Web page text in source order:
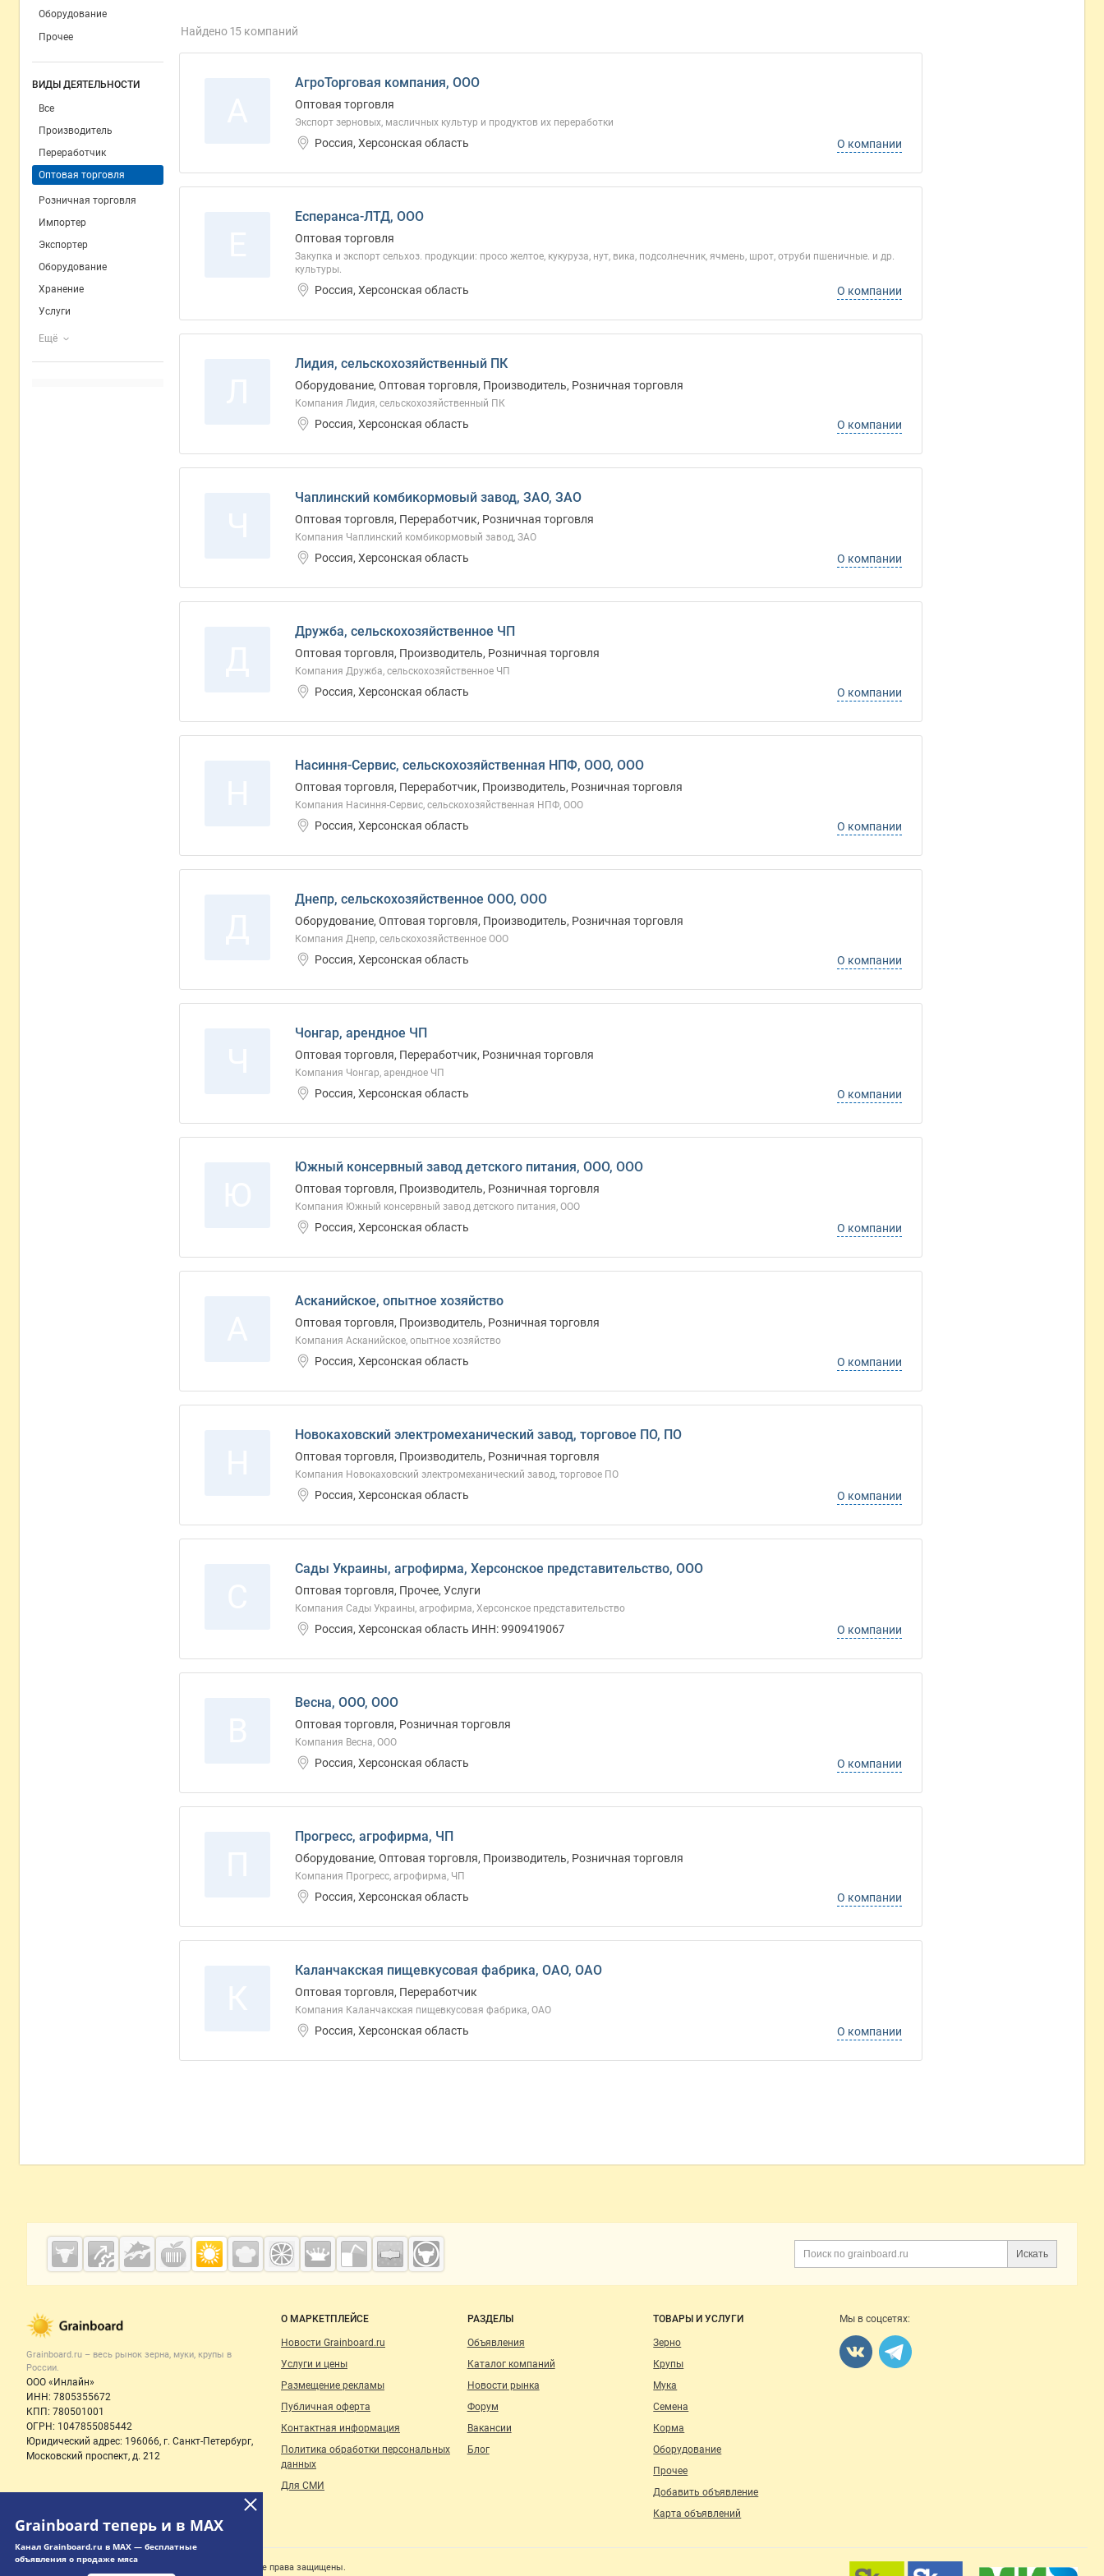
Оборудование
Прочее
ВИДЫ ДЕЯТЕЛЬНОСТИ
Все
Производитель
Переработчик
Оптовая торговля
Розничная торговля
Импортер
Экспортер
Оборудование
Хранение
Услуги
Ещё
Найдено 15 компаний
АгроТорговая компания, ООО
Оптовая торговля
Экспорт зерновых, масличных культур и продуктов их переработки
Россия, Херсонская область О компании
Есперанса-ЛТД, ООО
Оптовая торговля
Закупка и экспорт сельхоз. продукции: просо желтое, кукуруза, нут, вика, подсолнечник, ячмень, шрот, отруби пшеничные. и др.
культуры.
Россия, Херсонская область О компании
Лидия, сельскохозяйственный ПК
Оборудование, Оптовая торговля, Производитель, Розничная торговля
Компания Лидия, сельскохозяйственный ПК
Россия, Херсонская область О компании
Чаплинский комбикормовый завод, ЗАО, ЗАО
Оптовая торговля, Переработчик, Розничная торговля
Компания Чаплинский комбикормовый завод, ЗАО
Россия, Херсонская область О компании
Дружба, сельскохозяйственное ЧП
Оптовая торговля, Производитель, Розничная торговля
Компания Дружба, сельскохозяйственное ЧП
Россия, Херсонская область О компании
Насиння-Сервис, сельскохозяйственная НПФ, ООО, ООО
Оптовая торговля, Переработчик, Производитель, Розничная торговля
Компания Насиння-Сервис, сельскохозяйственная НПФ, ООО
Россия, Херсонская область О компании
Днепр, сельскохозяйственное ООО, ООО
Оборудование, Оптовая торговля, Производитель, Розничная торговля
Компания Днепр, сельскохозяйственное ООО
Россия, Херсонская область О компании
Чонгар, арендное ЧП
Оптовая торговля, Переработчик, Розничная торговля
Компания Чонгар, арендное ЧП
Россия, Херсонская область О компании
Южный консервный завод детского питания, ООО, ООО
Оптовая торговля, Производитель, Розничная торговля
Компания Южный консервный завод детского питания, ООО
Россия, Херсонская область О компании
Асканийское, опытное хозяйство
Оптовая торговля, Производитель, Розничная торговля
Компания Асканийское, опытное хозяйство
Россия, Херсонская область О компании
Новокаховский электромеханический завод, торговое ПО, ПО
Оптовая торговля, Производитель, Розничная торговля
Компания Новокаховский электромеханический завод, торговое ПО
Россия, Херсонская область О компании
Сады Украины, агрофирма, Херсонское представительство, ООО
Оптовая торговля, Прочее, Услуги
Компания Сады Украины, агрофирма, Херсонское представительство
Россия, Херсонская область ИНН: 9909419067 О компании
Весна, ООО, ООО
Оптовая торговля, Розничная торговля
Компания Весна, ООО
Россия, Херсонская область О компании
Прогресс, агрофирма, ЧП
Оборудование, Оптовая торговля, Производитель, Розничная торговля
Компания Прогресс, агрофирма, ЧП
Россия, Херсонская область О компании
Каланчакская пищевкусовая фабрика, ОАО, ОАО
Оптовая торговля, Переработчик
Компания Каланчакская пищевкусовая фабрика, ОАО
Россия, Херсонская область О компании
Grainboard теперь и в MAX
Канал Grainboard.ru в MAX — бесплатные
объявления о продаже мяса
Дополнительная информация
Искать
Cсылки на полезные проекты
Grainboard.ru
Важные разделы и контакты
Grainboard.ru – весь рынок зерна, муки, крупы в
России.
ООО «Инлайн»
ИНН: 7805355672
КПП: 780501001
ОГРН: 1047855085442
Юридический адрес: 196066, г. Санкт-Петербург,
Московский проспект, д. 212
Навигация по сайту
О МАРКЕТПЛЕЙСЕ
Новости Grainboard.ru
Услуги и цены
Размещение рекламы
Публичная оферта
Контактная информация
Политика обработки персональных
данных
Для СМИ
РАЗДЕЛЫ
Объявления
Каталог компаний
Новости рынка
Форум
Вакансии
Блог
ТОВАРЫ И УСЛУГИ
Зерно
Крупы
Мука
Семена
Корма
Оборудование
Прочее
Добавить объявление
Карта объявлений
Мы в соцсетях:
Счетчики, авторское право, логотипы
© 2006‑2026 ООО “Инлайн”. 12+ Все права защищены.